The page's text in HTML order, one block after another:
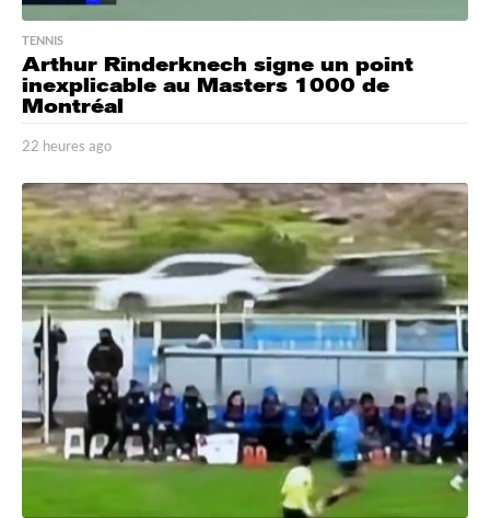
TENNIS
Arthur Rinderknech signe un point
inexplicable au Masters 1000 de
Montréal
22 heures ago
h
e
u
r
e
s
a
g
o